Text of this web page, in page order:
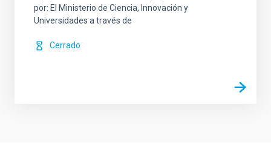
por: El Ministerio de Ciencia, Innovación y
Universidades a través de
Cerrado